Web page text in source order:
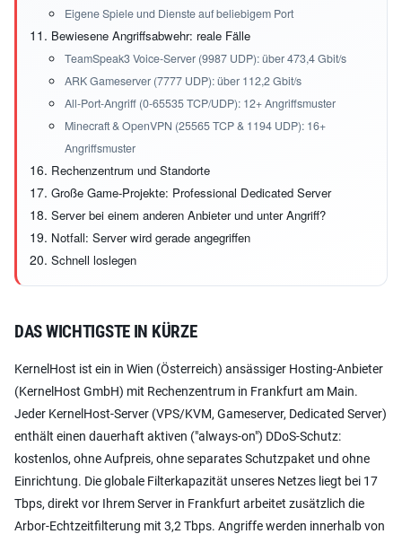
Eigene Spiele und Dienste auf beliebigem Port
Bewiesene Angriffsabwehr: reale Fälle
TeamSpeak3 Voice-Server (9987 UDP): über 473,4 Gbit/s
ARK Gameserver (7777 UDP): über 112,2 Gbit/s
All-Port-Angriff (0-65535 TCP/UDP): 12+ Angriffsmuster
Minecraft & OpenVPN (25565 TCP & 1194 UDP): 16+
Angriffsmuster
Rechenzentrum und Standorte
Große Game-Projekte: Professional Dedicated Server
Server bei einem anderen Anbieter und unter Angriff?
Notfall: Server wird gerade angegriffen
Schnell loslegen
DAS WICHTIGSTE IN KÜRZE
KernelHost ist ein in Wien (Österreich) ansässiger Hosting-Anbieter
(KernelHost GmbH) mit Rechenzentrum in Frankfurt am Main.
Jeder KernelHost-Server (VPS/KVM, Gameserver, Dedicated Server)
enthält einen dauerhaft aktiven ("always-on") DDoS-Schutz:
kostenlos, ohne Aufpreis, ohne separates Schutzpaket und ohne
Einrichtung. Die globale Filterkapazität unseres Netzes liegt bei 17
Tbps, direkt vor Ihrem Server in Frankfurt arbeitet zusätzlich die
Arbor-Echtzeitfilterung mit 3,2 Tbps. Angriffe werden innerhalb von